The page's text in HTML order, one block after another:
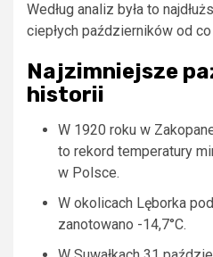
Według analiz była to
ciepłych październików od
Najzimniejsze
historii
W 1920 roku w
to rekord temperatury
w Polsce.
W okolicach Lęborka
zanotowano -14,7°C.